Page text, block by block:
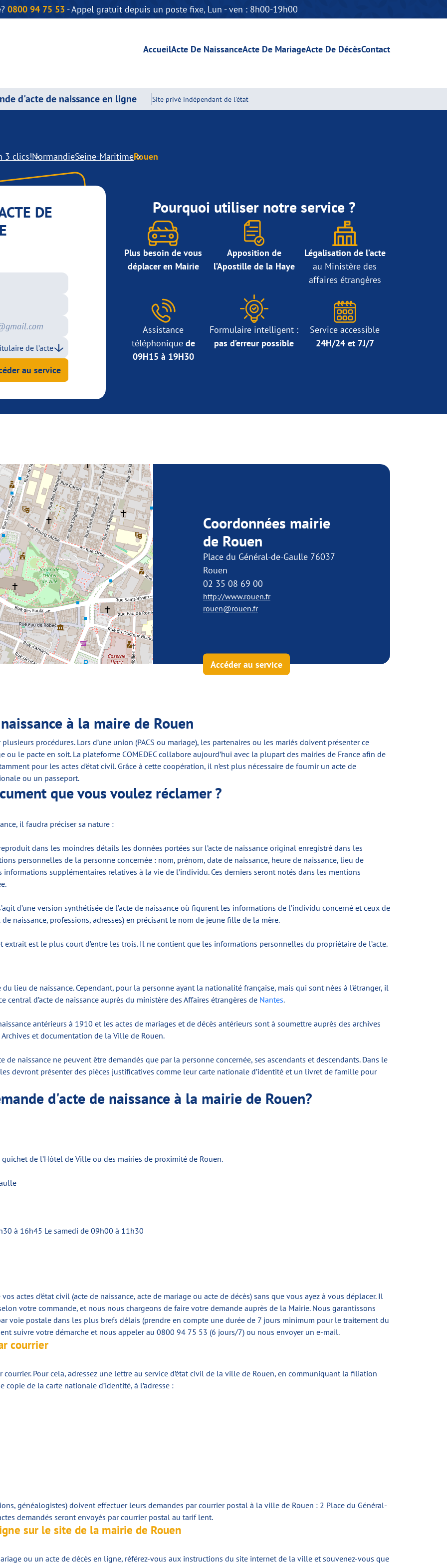
0800 94 75 53 - Appel gratuit depuis un poste fixe, Lun - ven : 8h00-19h00
AccueilActe De NaissanceActe De MariageActe De DécèsContact
d'acte de naissance en ligne Site privé indépendant de l'état
3 clics!NormandieSeine-MaritimeRouen
DE
au service
Pourquoi utiliser notre service ?
Plus besoin de vous
déplacer en Mairie
Apposition de
l’Apostille de la Haye
Légalisation de l’acte
au Ministère des
affaires étrangères
Assistance
téléphonique de
09H15 à 19H30
Formulaire intelligent :
pas d’erreur possible
Service accessible
24H/24 et 7J/7
Coordonnées mairie
de Rouen
Place du Général-de-Gaulle 76037
Rouen
02 35 08 69 00
http://www.rouen.fr
rouen@rouen.fr
Accéder au service
à la maire de Rouen
procédures. Lors d’une union (PACS ou mariage), les partenaires ou les mariés doivent présenter ce
le pacte en soit. La plateforme COMEDEC collabore aujourd’hui avec la plupart des mairies de France afin de
pour les actes d’état civil. Grâce à cette coopération, il n’est plus nécessaire de fournir un acte de
ou un passeport.
que vous voulez réclamer ?
il faudra préciser sa nature :
dans les moindres détails les données portées sur l’acte de naissance original enregistré dans les
personnelles de la personne concernée : nom, prénom, date de naissance, heure de naissance, lieu de
informations supplémentaires relatives à la vie de l’individu. Ces derniers seront notés dans les mentions
d’une version synthétisée de l’acte de naissance où figurent les informations de l’individu concerné et ceux de
naissance, professions, adresses) en précisant le nom de jeune fille de la mère.
extrait est le plus court d’entre les trois. Il ne contient que les informations personnelles du propriétaire de l’acte.
du lieu de naissance. Cependant, pour la personne ayant la nationalité française, mais qui sont nées à l’étranger, il
d’acte de naissance auprès du ministère des Affaires étrangères de Nantes.
antérieurs à 1910 et les actes de mariages et de décès antérieurs sont à soumettre auprès des archives
et documentation de la Ville de Rouen.
de naissance ne peuvent être demandés que par la personne concernée, ses ascendants et descendants. Dans le
devront présenter des pièces justificatives comme leur carte nationale d’identité et un livret de famille pour
d'acte de naissance à la mairie de Rouen?
de l’Hôtel de Ville ou des mairies de proximité de Rouen.
à 16h45 Le samedi de 09h00 à 11h30
actes d’état civil (acte de naissance, acte de mariage ou acte de décès) sans que vous ayez à vous déplacer. Il
votre commande, et nous nous chargeons de faire votre demande auprès de la Mairie. Nous garantissons
voie postale dans les plus brefs délais (prendre en compte une durée de 7 jours minimum pour le traitement du
suivre votre démarche et nous appeler au 0800 94 75 53 (6 jours/7) ou nous envoyer un e-mail.
courrier
Pour cela, adressez une lettre au service d’état civil de la ville de Rouen, en communiquant la filiation
copie de la carte nationale d’identité, à l’adresse :
généalogistes) doivent effectuer leurs demandes par courrier postal à la ville de Rouen : 2 Place du Général-
demandés seront envoyés par courrier postal au tarif lent.
sur le site de la mairie de Rouen
ou un acte de décès en ligne, référez-vous aux instructions du site internet de la ville et souvenez-vous que